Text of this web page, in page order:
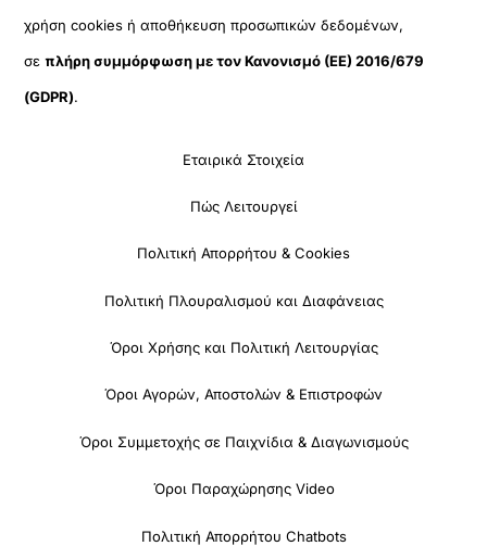
χρήση cookies ή αποθήκευση προσωπικών δεδομένων,
σεπλήρη συμμόρφωση με τον Κανονισμό (ΕΕ) 2016/679
(GDPR).
Εταιρικά Στοιχεία
Πώς Λειτουργεί
Πολιτική Απορρήτου & Cookies
Πολιτική Πλουραλισμού και Διαφάνειας
Όροι Χρήσης και Πολιτική Λειτουργίας
Όροι Αγορών, Αποστολών & Επιστροφών
Όροι Συμμετοχής σε Παιχνίδια & Διαγωνισμούς
Όροι Παραχώρησης Video
Πολιτική Απορρήτου Chatbots